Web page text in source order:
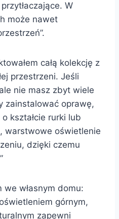
W
może nawet
całą kolekcję z
przestrzeni. Jeśli
nie masz zbyt wiele
zainstalować oprawę,
kształcie rurki lub
warstwowe oświetlenie
dzięki czemu
własnym domu:
górnym,
zapewni